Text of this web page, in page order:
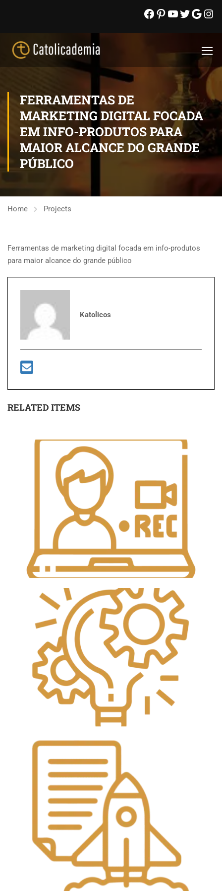
FERRAMENTAS DE
MARKETING DIGITAL FOCADA
EM INFO-PRODUTOS PARA
MAIOR ALCANCE DO GRANDE
PÚBLICO
Home Projects
Ferramentas de marketing digital focada em info-produtos
para maior alcance do grande público
Katolicos
RELATED ITEMS